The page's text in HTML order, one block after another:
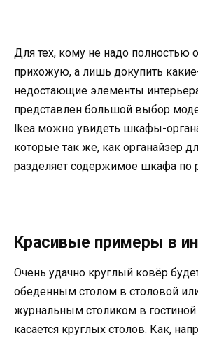
Для тех, кому не надо полностью
прихожую, а лишь докупить
недостающие элементы
представлен большой выбор
Ikea можно увидеть шкафы-
которые так же, как органайзер
разделяет содержимое шкафа по
Красивые примеры в
Очень удачно круглый ковёр
обеденным столом в столовой
журнальным столиком в
касается круглых столов. Как,